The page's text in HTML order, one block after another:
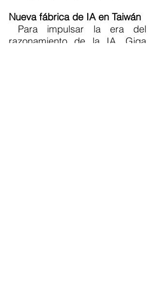
Nueva fábrica de IA en Taiwán
razonamiento de la IA, Giga